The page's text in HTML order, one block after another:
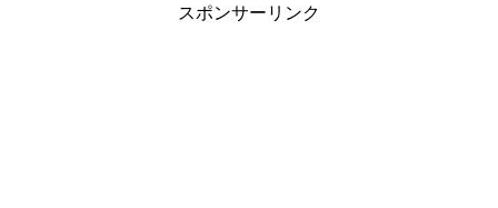
スポンサーリンク